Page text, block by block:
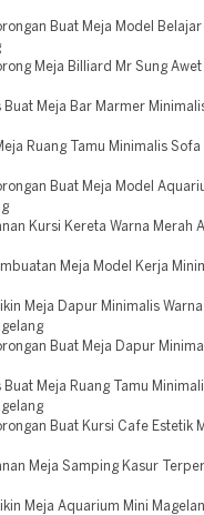
Buat Meja Model
Meja Billiard Mr Sung
Meja Bar Marmer
Ruang Tamu Minimalis Sofa
Buat Meja Model
Kursi Kereta Warna Merah
Meja Model Kerja
Meja Dapur Minimalis
Buat Meja Dapur
Meja Ruang Tamu
Buat Kursi Cafe Estetik
Meja Samping Kasur
Meja Aquarium Mini